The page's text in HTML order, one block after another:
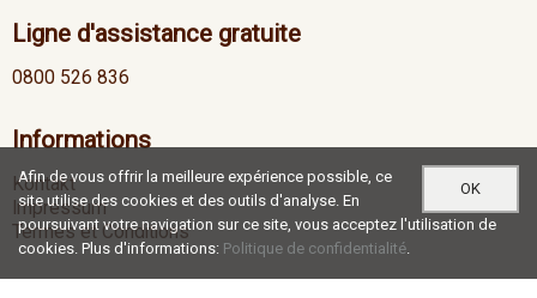
Ligne d'assistance gratuite
0800 526 836
Informations
Kontakt
Impressum
Termes et Conditions
OK
Afin de vous offrir la meilleure expérience possible, ce
site utilise des cookies et des outils d'analyse. En
poursuivant votre navigation sur ce site, vous acceptez l'utilisation de
cookies. Plus d'informations: Politique de confidentialité.